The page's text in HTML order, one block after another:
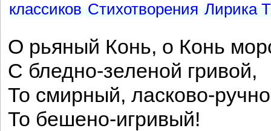
классиков Стихотворения Лирика
О рьяный Конь, о Конь
С бледно-зеленой гривой,
То смирный, ласково-
То бешено-игривый!